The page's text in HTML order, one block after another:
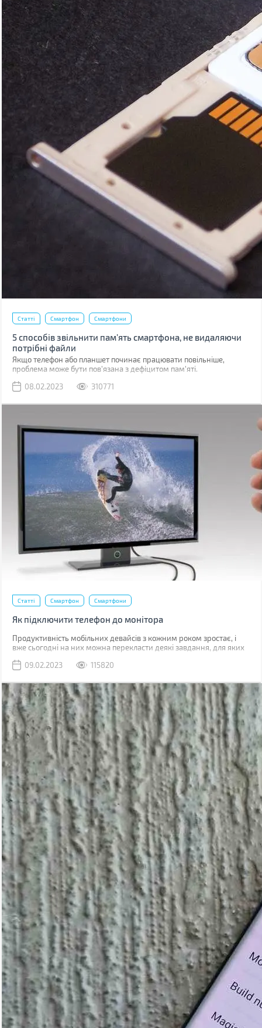
Статті Смартфон Смартфони
5 способів звільнити пам’ять смартфона, не видаляючи
потрібні файли
Якщо телефон або планшет починає працювати повільніше,
проблема може бути пов'язана з дефіцитом пам'яті.
08.02.2023
310771
Статті Смартфон Смартфони
Як підключити телефон до монітора
Продуктивність мобільних девайсів з кожним роком зростає, і
вже сьогодні на них можна перекласти деякі завдання, для яких
09.02.2023
115820